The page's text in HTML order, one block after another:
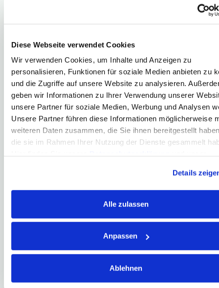
Diese Webseite verwendet Cookies
Wir verwenden Cookies, um Inhalte und Anzeigen zu
personalisieren, Funktionen für soziale Medien anbieten zu
und die Zugriffe auf unsere Website zu analysieren.
geben wir Informationen zu Ihrer Verwendung unserer
unsere Partner für soziale Medien, Werbung und Analysen
Unsere Partner führen diese Informationen möglicherweise
weiteren Daten zusammen, die Sie ihnen bereitgestellt
die sie im Rahmen Ihrer Nutzung der Dienste gesammelt
Details
Alle zulassen
Anpassen
Ablehnen
)
Was ist eine Neuemission?
Bei einer Neuemission kommen Wertpapiere neu an die
emittierte Aktien…
Herzlich willkommen in meinem
Börsenlexikon!
wichtige Grundbegriffe kennen und verstehen.
Begriffe. Sie erlangen somit die Basis für Ihre
erfolgreiche Börsen-Karriere. Herzlichst, Ihr